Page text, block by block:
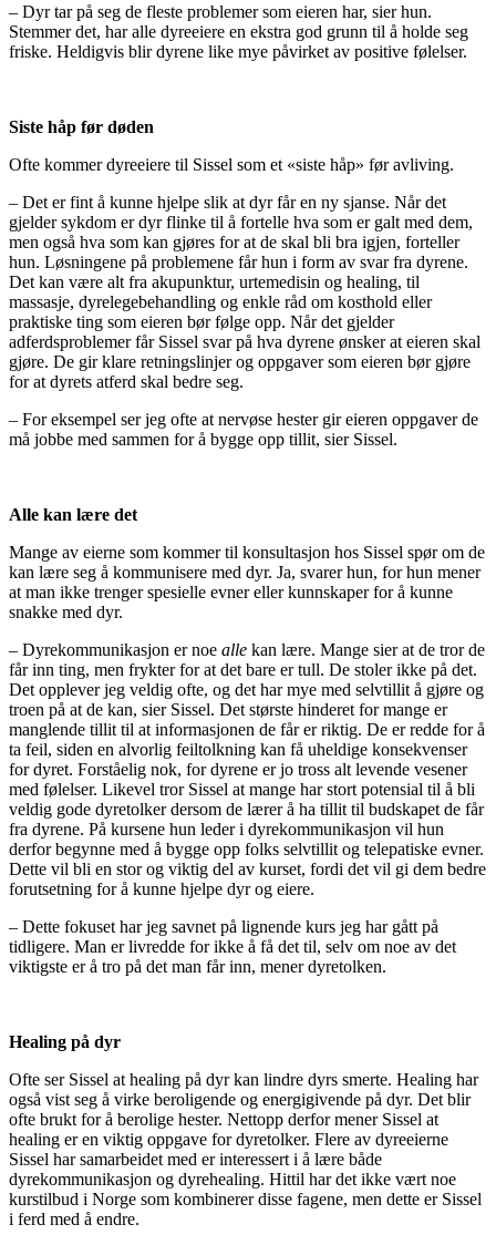
– Dyr tar på seg de fleste problemer som eieren har, sier hun.
Stemmer det, har alle dyreeiere en ekstra god grunn til å holde seg
friske. Heldigvis blir dyrene like mye påvirket av positive følelser.
Siste håp før døden
Ofte kommer dyreeiere til Sissel som et «siste håp» før avliving.
– Det er fint å kunne hjelpe slik at dyr får en ny sjanse. Når det
gjelder sykdom er dyr flinke til å fortelle hva som er galt med dem,
men også hva som kan gjøres for at de skal bli bra igjen, forteller
hun. Løsningene på problemene får hun i form av svar fra dyrene.
Det kan være alt fra akupunktur, urtemedisin og healing, til
massasje, dyrelegebehandling og enkle råd om kosthold eller
praktiske ting som eieren bør følge opp. Når det gjelder
adferdsproblemer får Sissel svar på hva dyrene ønsker at eieren skal
gjøre. De gir klare retningslinjer og oppgaver som eieren bør gjøre
for at dyrets atferd skal bedre seg.
– For eksempel ser jeg ofte at nervøse hester gir eieren oppgaver de
må jobbe med sammen for å bygge opp tillit, sier Sissel.
Alle kan lære det
Mange av eierne som kommer til konsultasjon hos Sissel spør om de
kan lære seg å kommunisere med dyr. Ja, svarer hun, for hun mener
at man ikke trenger spesielle evner eller kunnskaper for å kunne
snakke med dyr.
– Dyrekommunikasjon er noe alle kan lære. Mange sier at de tror de
får inn ting, men frykter for at det bare er tull. De stoler ikke på det.
Det opplever jeg veldig ofte, og det har mye med selvtillit å gjøre og
troen på at de kan, sier Sissel. Det største hinderet for mange er
manglende tillit til at informasjonen de får er riktig. De er redde for å
ta feil, siden en alvorlig feiltolkning kan få uheldige konsekvenser
for dyret. Forståelig nok, for dyrene er jo tross alt levende vesener
med følelser. Likevel tror Sissel at mange har stort potensial til å bli
veldig gode dyretolker dersom de lærer å ha tillit til budskapet de får
fra dyrene. På kursene hun leder i dyrekommunikasjon vil hun
derfor begynne med å bygge opp folks selvtillit og telepatiske evner.
Dette vil bli en stor og viktig del av kurset, fordi det vil gi dem bedre
forutsetning for å kunne hjelpe dyr og eiere.
– Dette fokuset har jeg savnet på lignende kurs jeg har gått på
tidligere. Man er livredde for ikke å få det til, selv om noe av det
viktigste er å tro på det man får inn, mener dyretolken.
Healing på dyr
Ofte ser Sissel at healing på dyr kan lindre dyrs smerte. Healing har
også vist seg å virke beroligende og energigivende på dyr. Det blir
ofte brukt for å berolige hester. Nettopp derfor mener Sissel at
healing er en viktig oppgave for dyretolker. Flere av dyreeierne
Sissel har samarbeidet med er interessert i å lære både
dyrekommunikasjon og dyrehealing. Hittil har det ikke vært noe
kurstilbud i Norge som kombinerer disse fagene, men dette er Sissel
i ferd med å endre.